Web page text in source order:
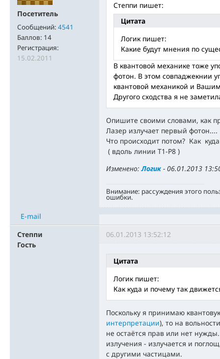
Посетитель
Сообщений: 4541
Баллов: 14
Регистрация:
15.02.2011
Степпи пишет:
Цитата
Логик пишет:
Какие будут мнения по
В квантовой механике тоже
фотон. В этом совпаджекнии
квантовой механикой и
Другого сходства я не
Опишите своими словами, как
Лазер излучает первый фотон....
Что происходит потом? Как
( вдоль линии Т1-Р8 )
Изменено:Логик- 06.01.2013
Внимание: рассуждения этого
ошибки.
E-mail
Степпи
Гость
06.01.2013 13:52:12
Цитата
Логик пишет:
Как куда и почему так
Поскольку я принимаю
интерпретации), то на
не остаётся прав или нет
излучения - излучается и
с другими частицами.